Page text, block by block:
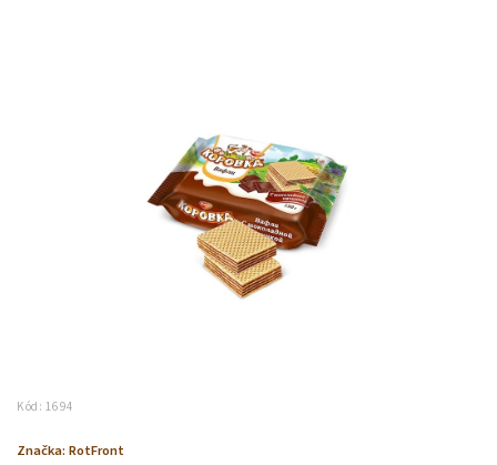
Kód: 1694
Značka: RotFront